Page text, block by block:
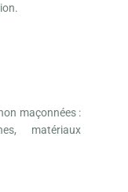
maçonnées :
matériaux